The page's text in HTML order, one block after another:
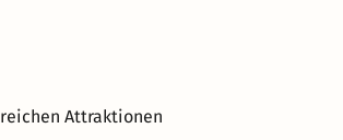
Attraktionen